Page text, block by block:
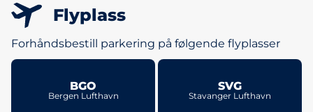
Flyplass
Forhåndsbestill parkering på følgende flyplasser
BGO
Bergen Lufthavn
SVG
Stavanger Lufthavn